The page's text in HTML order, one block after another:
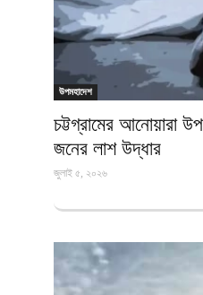
উপমহাদেশ
চট্টগ্রামের আনোয়ারা
জনের লাশ উদ্ধার
জুলাই ৫, ২০২৬